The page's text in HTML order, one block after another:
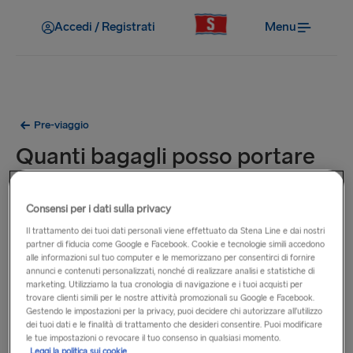
Accedi / Registrati Menu
Pre-viaggio
Quanti bagagli posso portare
Se viaggi in auto, non c’è limite alla quantità di bagagli che
puoi trasportare nel tuo veicolo, in quanto rimarrà nel tuo
veicolo sul nostro ponte veicoli.
Per i passeggeri a piedi che viaggiano destinazione Svezia,
Danimarca, Germania, Lettonia e Polonia, non vi è alcun
limite alla quantità di bagagli che si possono portare con sé,
Consensi per i dati sulla privacy
Il trattamento dei tuoi dati personali viene effettuato da Stena Line e dai nostri
partner di fiducia come Google e Facebook. Cookie e tecnologie simili accedono
alle informazioni sul tuo computer e le memorizzano per consentirci di fornire
annunci e contenuti personalizzati, nonché di realizzare analisi e statistiche di
marketing. Utilizziamo la tua cronologia di navigazione e i tuoi acquisti per
trovare clienti simili per le nostre attività promozionali su Google e Facebook.
Gestendo le impostazioni per la privacy, puoi decidere chi autorizzare all’utilizzo
dei tuoi dati e le finalità di trattamento che desideri consentire. Puoi modificare
le tue impostazioni o revocare il tuo consenso in qualsiasi momento.